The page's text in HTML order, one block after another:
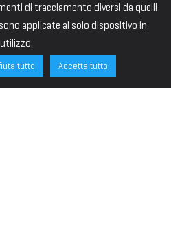
di tracciamento diversi da quelli
applicate al solo dispositivo in
utilizzo.
tutto Accetta tutto